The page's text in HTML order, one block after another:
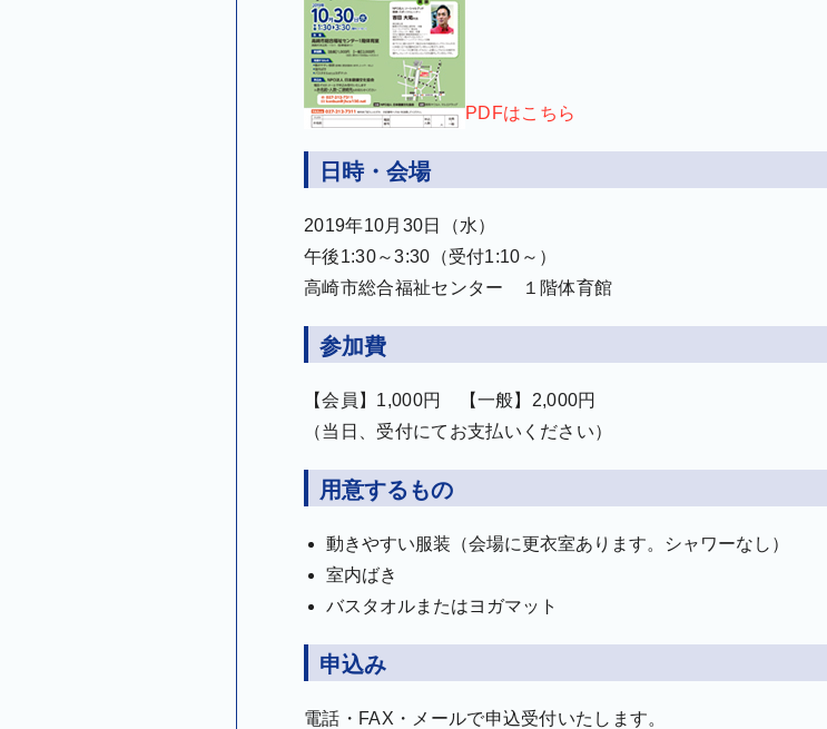
PDFはこちら
日時・会場
2019年10月30日（水）
午後1:30～3:30（受付1:10～）
高崎市総合福祉センター １階体育館
参加費
【会員】1,000円 【一般】2,000円
（当日、受付にてお支払いください）
用意するもの
動きやすい服装（会場に更衣室あります。シャワーなし）
室内ばき
バスタオルまたはヨガマット
申込み
電話・FAX・メールで申込受付いたします。